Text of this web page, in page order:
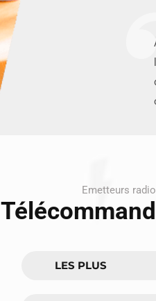
Emetteurs
LES PLUS